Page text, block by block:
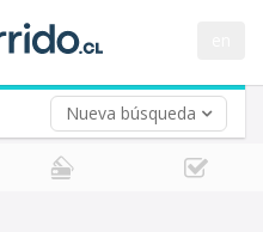
Nueva búsqueda